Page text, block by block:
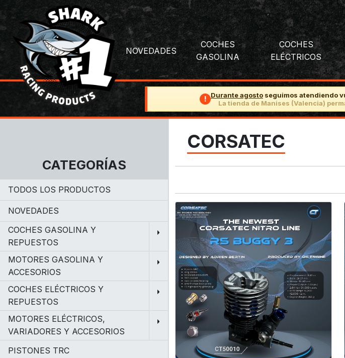
NOVEDADES
COCHES
GASOLINA
COCHES
ELÉCTRICOS
! Durante agosto seguimos atendiendo
La tienda de Manises (Valencia)
CATEGORÍAS
TODOS LOS PRODUCTOS
NOVEDADES
COCHES GASOLINA Y
REPUESTOS
MOTORES GASOLINA Y
ACCESORIOS
COCHES ELÉCTRICOS Y
REPUESTOS
MOTORES ELÉCTRICOS,
VARIADORES Y ACCESORIOS
PISTONES TRC
CORSATEC